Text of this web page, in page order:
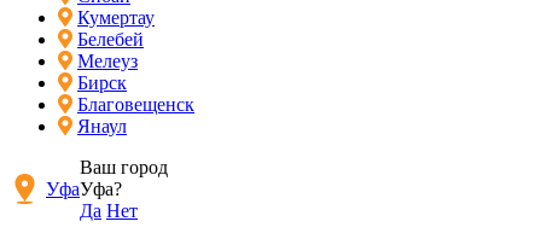
Кумертау
Белебей
Мелеуз
Бирск
Благовещенск
Янаул
Уфа
Ваш город
Уфа?
Да Нет